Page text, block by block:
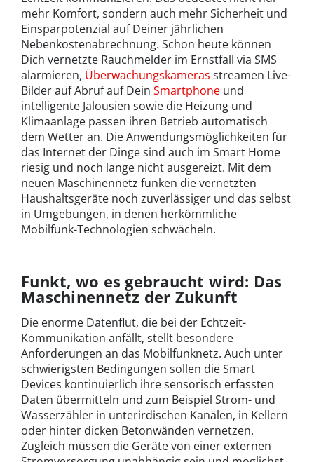
mehr Komfort, sondern auch mehr Sicherheit und
Einsparpotenzial auf Deiner jährlichen
Nebenkostenabrechnung. Schon heute können
Dich vernetzte Rauchmelder im Ernstfall via SMS
alarmieren, Überwachungskameras streamen Live-
Bilder auf Abruf auf Dein Smartphone und
intelligente Jalousien sowie die Heizung und
Klimaanlage passen ihren Betrieb automatisch
dem Wetter an. Die Anwendungsmöglichkeiten für
das Internet der Dinge sind auch im Smart Home
riesig und noch lange nicht ausgereizt. Mit dem
neuen Maschinennetz funken die vernetzten
Haushaltsgeräte noch zuverlässiger und das selbst
in Umgebungen, in denen herkömmliche
Mobilfunk-Technologien schwächeln.
Funkt, wo es gebraucht wird: Das
Maschinennetz der Zukunft
Die enorme Datenflut, die bei der Echtzeit-
Kommunikation anfällt, stellt besondere
Anforderungen an das Mobilfunknetz. Auch unter
schwierigsten Bedingungen sollen die Smart
Devices kontinuierlich ihre sensorisch erfassten
Daten übermitteln und zum Beispiel Strom- und
Wasserzähler in unterirdischen Kanälen, in Kellern
oder hinter dicken Betonwänden vernetzen.
Zugleich müssen die Geräte von einer externen